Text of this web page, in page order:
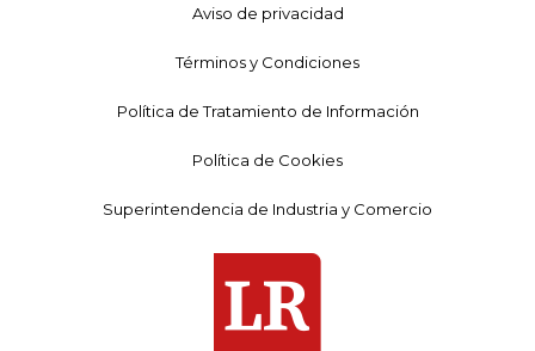
Aviso de privacidad
Términos y Condiciones
Política de Tratamiento de Información
Política de Cookies
Superintendencia de Industria y Comercio